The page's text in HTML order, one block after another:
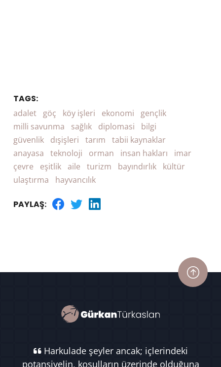
TAGS:
adalet göç köy işleri ekonomi
gençlik
milli savunma
sağlık diplomasi
bilgi
güvenlik
dışişleri tarım
tabii kaynaklar
anayasa
teknoloji orman insan hakları
imar
çevre
eşitlik aile turizm bayındırlık
kültür
ulaştırma
hayvancılık
PAYLAŞ:
Harkulade şeyler ancak; içlerindeki
potansiyelin, koşulların üzerinde olduğuna